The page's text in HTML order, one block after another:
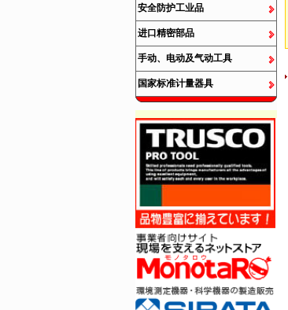
安全防护工业品
进口精密部品
手动、电动及气动工具
国家标准计量器具